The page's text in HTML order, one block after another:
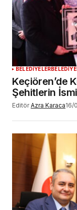
BELEDİYELER
Keçiören’de
Şehitlerin
Editör Azra Karaca16/